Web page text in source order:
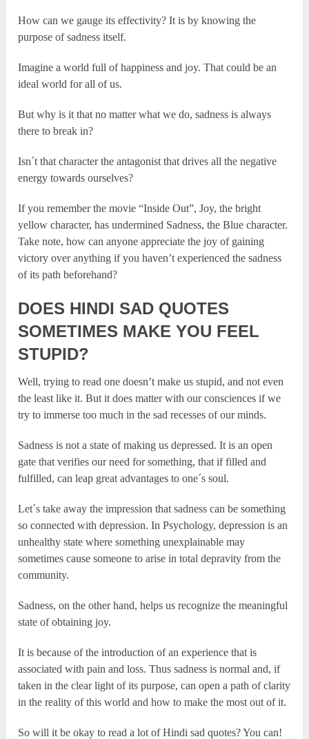
How can we gauge its effectivity? It is by knowing the
purpose of sadness itself.
Imagine a world full of happiness and joy. That could be an
ideal world for all of us.
But why is it that no matter what we do, sadness is always
there to break in?
Isn´t that character the antagonist that drives all the negative
energy towards ourselves?
If you remember the movie “Inside Out”, Joy, the bright
yellow character, has undermined Sadness, the Blue character.
Take note, how can anyone appreciate the joy of gaining
victory over anything if you haven’t experienced the sadness
of its path beforehand?
DOES HINDI SAD QUOTES
SOMETIMES MAKE YOU FEEL
STUPID?
Well, trying to read one doesn’t make us stupid, and not even
the least like it. But it does matter with our consciences if we
try to immerse too much in the sad recesses of our minds.
Sadness is not a state of making us depressed. It is an open
gate that verifies our need for something, that if filled and
fulfilled, can leap great advantages to one´s soul.
Let´s take away the impression that sadness can be something
so connected with depression. In Psychology, depression is an
unhealthy state where something unexplainable may
sometimes cause someone to arise in total depravity from the
community.
Sadness, on the other hand, helps us recognize the meaningful
state of obtaining joy.
It is because of the introduction of an experience that is
associated with pain and loss. Thus sadness is normal and, if
taken in the clear light of its purpose, can open a path of clarity
in the reality of this world and how to make the most out of it.
So will it be okay to read a lot of Hindi sad quotes? You can!